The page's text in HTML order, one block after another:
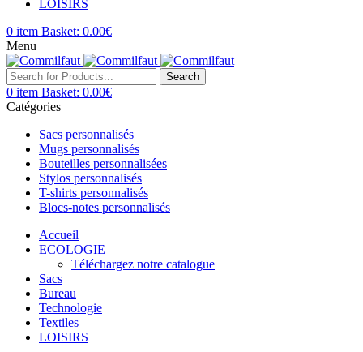
LOISIRS
0 item Basket: 0.00€
Menu
Search
0 item Basket: 0.00€
Catégories
Sacs personnalisés
Mugs personnalisés
Bouteilles personnalisées
Stylos personnalisés
T-shirts personnalisés
Blocs-notes personnalisés
Accueil
ECOLOGIE
Téléchargez notre catalogue
Sacs
Bureau
Technologie
Textiles
LOISIRS